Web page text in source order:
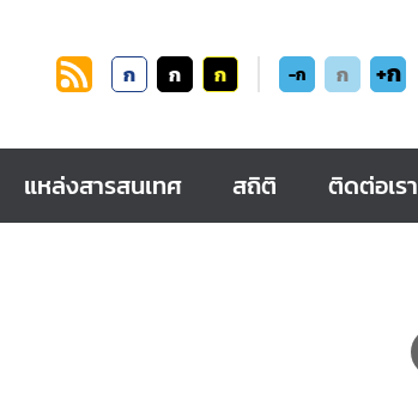
ก ก ก -ก ก +ก
แหล่งสารสนเทศ สถิติ ติดต่อเรา